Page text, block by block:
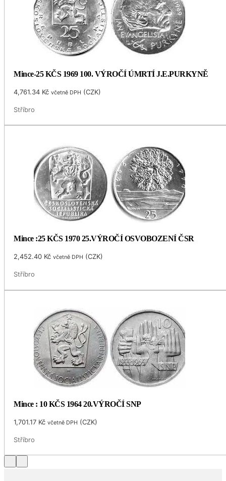
Mince-25 KČS 1969 100. VÝROČÍ ÚMRTÍ J.E.PURKYNĚ
4,761.34 Kč včetně DPH (CZK)
Stříbro
Mince :25 KČS 1970 25.VÝROČÍ OSVOBOZENÍ ČSR
2,452.40 Kč včetně DPH (CZK)
Stříbro
Mince : 10 KČS 1964 20.VÝROČÍ SNP
1,701.17 Kč včetně DPH (CZK)
Stříbro